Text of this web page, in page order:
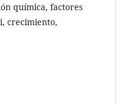
química, factores
crecimiento,